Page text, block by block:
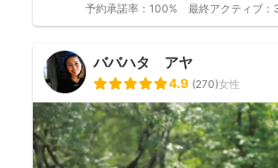
予約承諾率： 100% 最終アクティブ：
ババハタ アヤ
4.9 (270)女性